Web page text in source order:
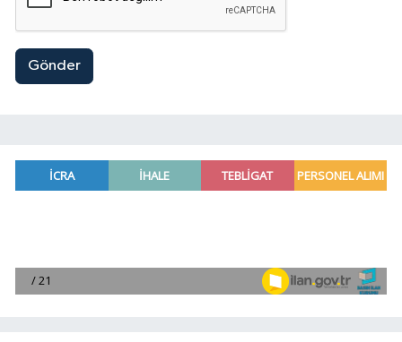
Gönder